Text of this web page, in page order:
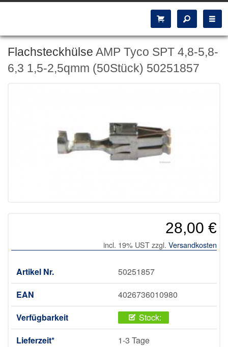
Flachsteckhülse AMP Tyco SPT 4,8-5,8-
6,3 1,5-2,5qmm (50Stück) 50251857
28,00 €
incl. 19% UST zzgl. Versandkosten
Artikel Nr.
50251857
EAN
4026736010980
Verfügbarkeit
Stock:
Lieferzeit*
1-3 Tage